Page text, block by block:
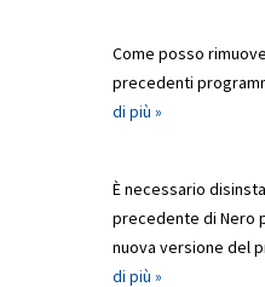
Come posso
precedenti
di più »
È necessario
precedente di Nero
nuova versione del
di più »